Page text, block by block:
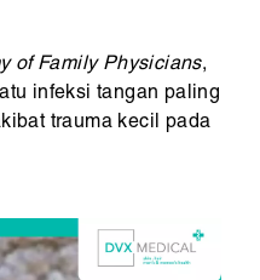
of Family Physicians,
infeksi tangan paling
trauma kecil pada